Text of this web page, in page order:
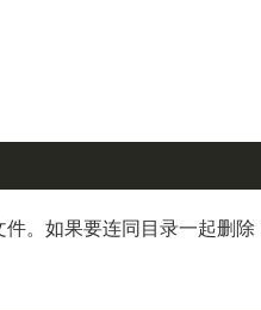
。如果要连同目录一起删除